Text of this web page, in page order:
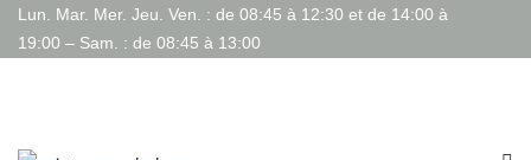
Lun. Mar. Mer. Jeu. Ven. : de 08:45 à 12:30 et de 14:00 à
19:00 – Sam. : de 08:45 à 13:00